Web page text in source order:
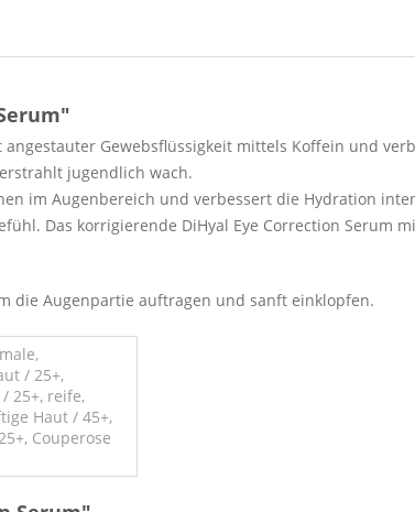
Gewebsflüssigkeit mittels Koffein und
jugendlich wach.
im Augenbereich und verbessert die Hydration
Das korrigierende DiHyal Eye Correction Serum
die Augenpartie auftragen und sanft einklopfen.
/ 25+,
25+, reife,
Haut / 45+,
Couperose